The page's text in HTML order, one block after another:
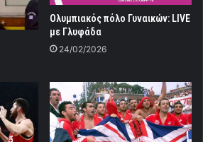
Ολυμπιακός πόλο Γυναικών: LIVE
με Γλυφάδα
24/02/2026